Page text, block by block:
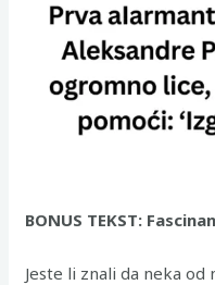
BONUS TEKST:
Jeste li znali da neka